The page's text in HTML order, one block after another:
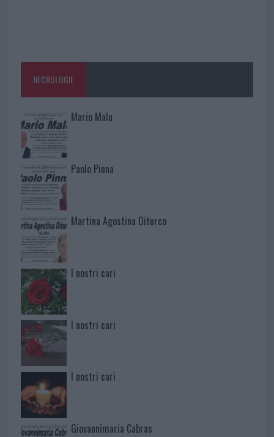
NECROLOGIE
Mario Malu
Paolo Pinna
Martina Agostina Diturco
I nostri cari
I nostri cari
I nostri cari
Giovannimaria Cabras